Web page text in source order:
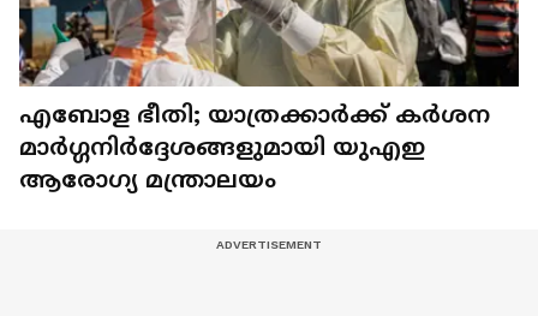
എബോള ഭീതി; യാത്രക്കാർക്ക് കർശന
മാർഗ്ഗനിർദ്ദേശങ്ങളുമായി യുഎഇ
ആരോഗ്യ മന്ത്രാലയം